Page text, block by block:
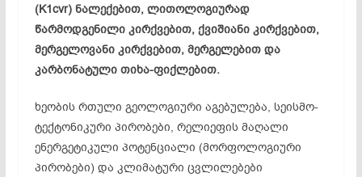
(K1cvr) ნალექებით, ლითოლოგიურად
წარმოდგენილი კირქვებით, ქვიშიანი კირქვებით,
მერგელოვანი კირქვებით, მერგელებით და
კარბონატული თიხა-ფიქლებით.
ხეობის რთული გეოლოგიური აგებულება, სეისმო-
ტექტონიკური პირობები, რელიეფის მაღალი
ენერგეტიკული პოტენციალი (მორფოლოგიური
პირობები) და კლიმატური ცვლილებები